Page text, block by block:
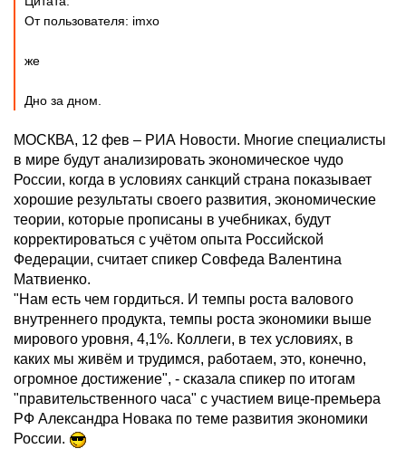
От пользователя: imxo
же
Дно за дном.
МОСКВА, 12 фев – РИА Новости. Многие специалисты
в мире будут анализировать экономическое чудо
России, когда в условиях санкций страна показывает
хорошие результаты своего развития, экономические
теории, которые прописаны в учебниках, будут
корректироваться с учётом опыта Российской
Федерации, считает спикер Совфеда Валентина
Матвиенко.
"Нам есть чем гордиться. И темпы роста валового
внутреннего продукта, темпы роста экономики выше
мирового уровня, 4,1%. Коллеги, в тех условиях, в
каких мы живём и трудимся, работаем, это, конечно,
огромное достижение", - сказала спикер по итогам
"правительственного часа" с участием вице-премьера
РФ Александра Новака по теме развития экономики
России.